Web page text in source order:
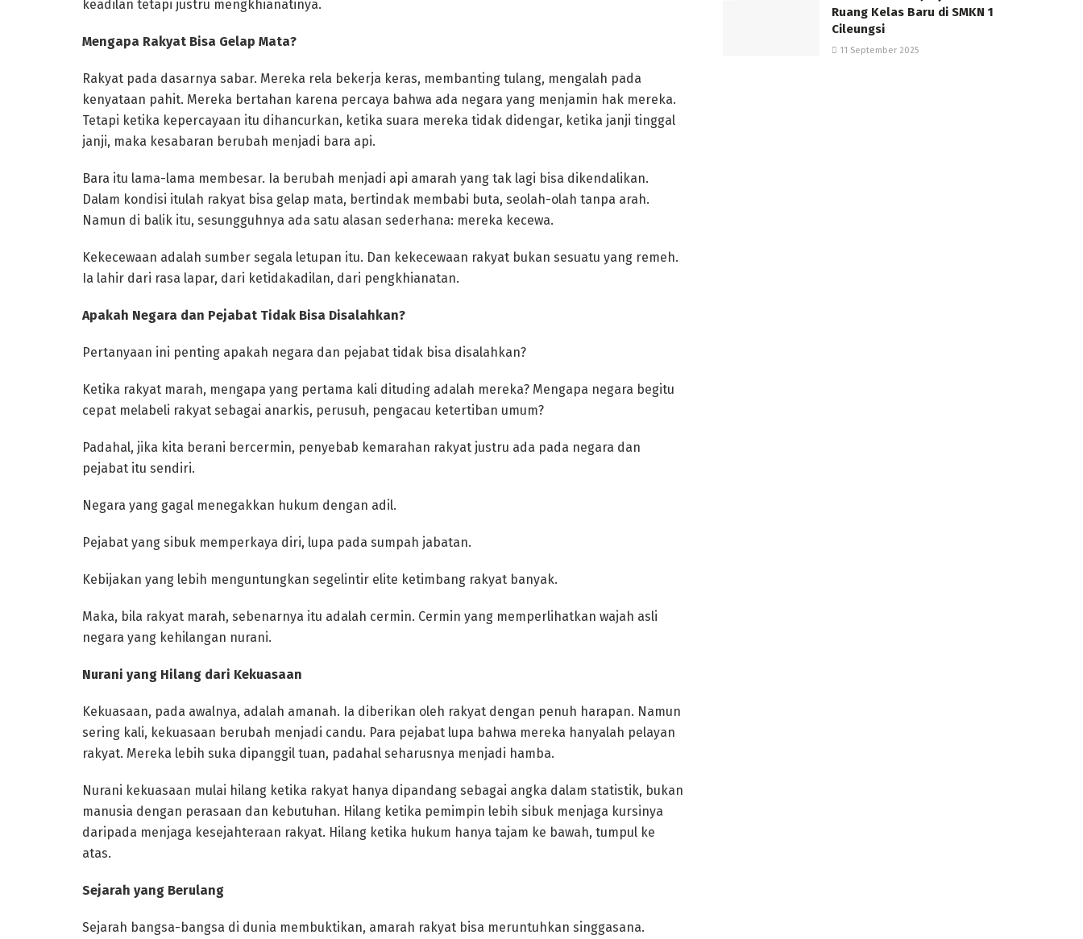
keadilan tetapi justru mengkhianatinya.
Mengapa Rakyat Bisa Gelap Mata?
Rakyat pada dasarnya sabar. Mereka rela bekerja keras, membanting tulang, mengalah pada
kenyataan pahit. Mereka bertahan karena percaya bahwa ada negara yang menjamin hak mereka.
Tetapi ketika kepercayaan itu dihancurkan, ketika suara mereka tidak didengar, ketika janji tinggal
janji, maka kesabaran berubah menjadi bara api.
Bara itu lama-lama membesar. Ia berubah menjadi api amarah yang tak lagi bisa dikendalikan.
Dalam kondisi itulah rakyat bisa gelap mata, bertindak membabi buta, seolah-olah tanpa arah.
Namun di balik itu, sesungguhnya ada satu alasan sederhana: mereka kecewa.
Kekecewaan adalah sumber segala letupan itu. Dan kekecewaan rakyat bukan sesuatu yang remeh.
Ia lahir dari rasa lapar, dari ketidakadilan, dari pengkhianatan.
Apakah Negara dan Pejabat Tidak Bisa Disalahkan?
Pertanyaan ini penting apakah negara dan pejabat tidak bisa disalahkan?
Ketika rakyat marah, mengapa yang pertama kali dituding adalah mereka? Mengapa negara begitu
cepat melabeli rakyat sebagai anarkis, perusuh, pengacau ketertiban umum?
Padahal, jika kita berani bercermin, penyebab kemarahan rakyat justru ada pada negara dan
pejabat itu sendiri.
Negara yang gagal menegakkan hukum dengan adil.
Pejabat yang sibuk memperkaya diri, lupa pada sumpah jabatan.
Kebijakan yang lebih menguntungkan segelintir elite ketimbang rakyat banyak.
Maka, bila rakyat marah, sebenarnya itu adalah cermin. Cermin yang memperlihatkan wajah asli
negara yang kehilangan nurani.
Nurani yang Hilang dari Kekuasaan
Kekuasaan, pada awalnya, adalah amanah. Ia diberikan oleh rakyat dengan penuh harapan. Namun
sering kali, kekuasaan berubah menjadi candu. Para pejabat lupa bahwa mereka hanyalah pelayan
rakyat. Mereka lebih suka dipanggil tuan, padahal seharusnya menjadi hamba.
Nurani kekuasaan mulai hilang ketika rakyat hanya dipandang sebagai angka dalam statistik, bukan
manusia dengan perasaan dan kebutuhan. Hilang ketika pemimpin lebih sibuk menjaga kursinya
daripada menjaga kesejahteraan rakyat. Hilang ketika hukum hanya tajam ke bawah, tumpul ke
atas.
Sejarah yang Berulang
Sejarah bangsa-bangsa di dunia membuktikan, amarah rakyat bisa meruntuhkan singgasana.
Ruang Kelas Baru di SMKN 1
Cileungsi
11 September 2025